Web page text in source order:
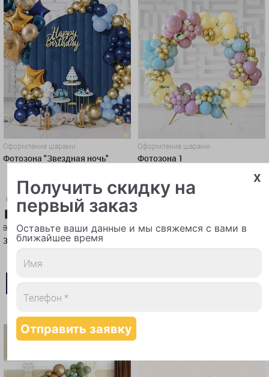
Оформление шарами
Фотозона "Звездная ночь"
-5%
Карта-10% Самовывоз-10%
35 000 руб.
33 250руб.
ПРЕДЗАКАЗ
Оформление шарами
Фотозона 1
18 500 руб.
ПРЕДЗАКАЗ
ХИТ
x
Получить скидку на
первый заказ
Оставьте ваши данные и мы свяжемся с вами в
ближайшее время